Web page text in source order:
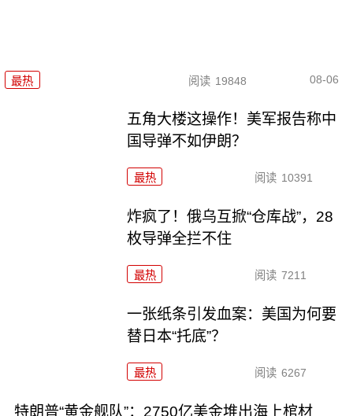
最热 阅读 19848 08-06
五角大楼这操作！美军报告称中
国导弹不如伊朗？
最热 阅读 10391
炸疯了！俄乌互掀“仓库战”，28
枚导弹全拦不住
最热 阅读 7211
一张纸条引发血案：美国为何要
替日本“托底”？
最热 阅读 6267
特朗普“黄金舰队”：2750亿美金堆出海上棺材